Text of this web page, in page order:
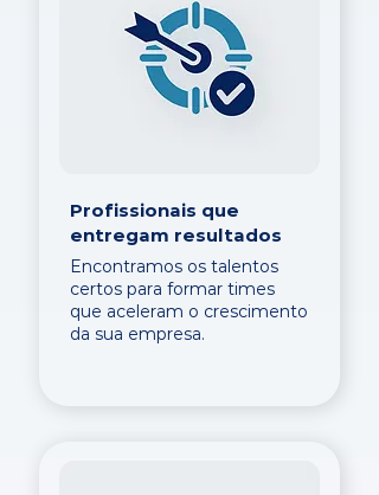
Profissionais que
entregam resultados
Encontramos os talentos
certos para formar times
que aceleram o crescimento
da sua empresa.